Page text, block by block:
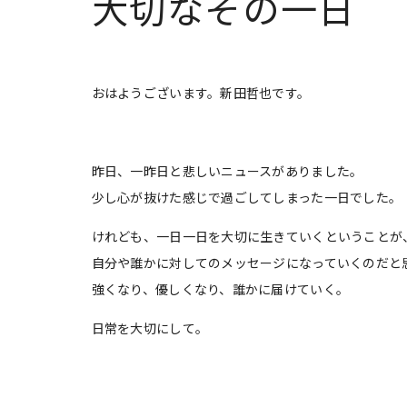
大切なその一日
おはようございます。新田哲也です。
昨日、一昨日と悲しいニュースがありました。
少し心が抜けた感じで過ごしてしまった一日でした。
けれども、一日一日を大切に生きていくということが、
自分や誰かに対してのメッセージになっていくのだと
強くなり、優しくなり、誰かに届けていく。
日常を大切にして。